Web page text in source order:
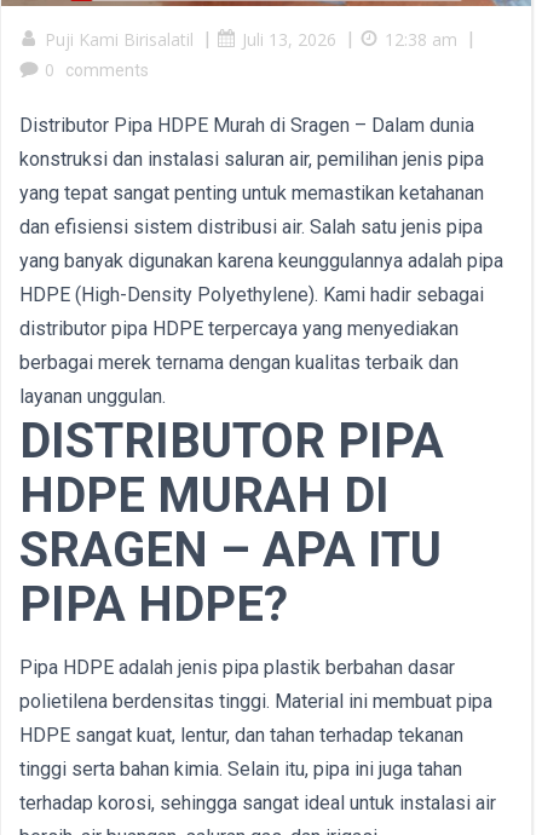
Puji Kami Birisalatil | Juli 13, 2026 | 12:38 am
|
0
comments
Distributor Pipa HDPE Murah di Sragen – Dalam dunia
konstruksi dan instalasi saluran air, pemilihan jenis pipa
yang tepat sangat penting untuk memastikan ketahanan
dan efisiensi sistem distribusi air. Salah satu jenis pipa
yang banyak digunakan karena keunggulannya adalah pipa
HDPE (High-Density Polyethylene). Kami hadir sebagai
distributor pipa HDPE terpercaya yang menyediakan
berbagai merek ternama dengan kualitas terbaik dan
layanan unggulan.
DISTRIBUTOR PIPA
HDPE MURAH DI
SRAGEN – APA ITU
PIPA HDPE?
Pipa HDPE adalah jenis pipa plastik berbahan dasar
polietilena berdensitas tinggi. Material ini membuat pipa
HDPE sangat kuat, lentur, dan tahan terhadap tekanan
tinggi serta bahan kimia. Selain itu, pipa ini juga tahan
terhadap korosi, sehingga sangat ideal untuk instalasi air